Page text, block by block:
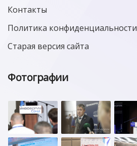
Контакты
Политика конфиденциальности
Старая версия сайта
Фотографии